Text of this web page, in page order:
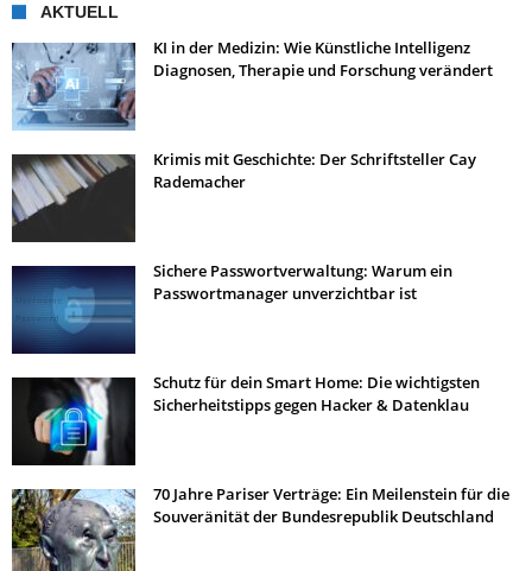
AKTUELL
KI in der Medizin: Wie Künstliche Intelligenz
Diagnosen, Therapie und Forschung verändert
Krimis mit Geschichte: Der Schriftsteller Cay
Rademacher
Sichere Passwortverwaltung: Warum ein
Passwortmanager unverzichtbar ist
Schutz für dein Smart Home: Die wichtigsten
Sicherheitstipps gegen Hacker & Datenklau
70 Jahre Pariser Verträge: Ein Meilenstein für die
Souveränität der Bundesrepublik Deutschland